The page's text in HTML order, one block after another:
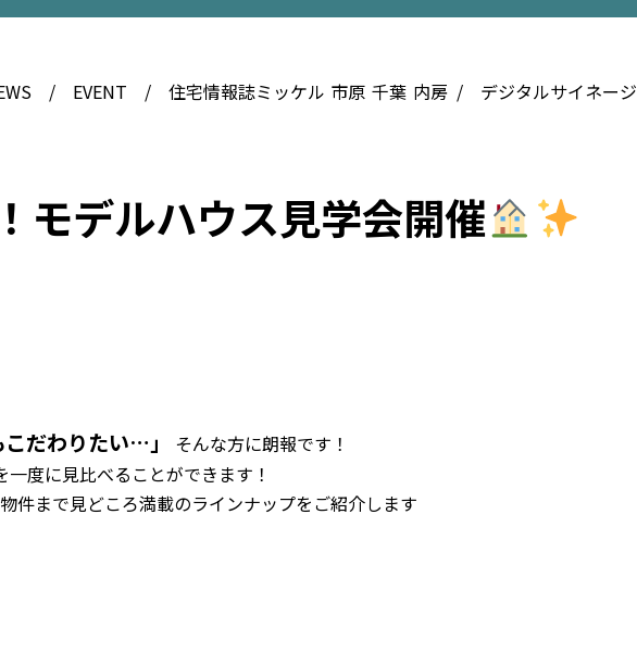
EVENT 住宅情報誌ミッケル 市原 千葉 内房 デジタルサイネージ
モデルハウス見学会開催
だわりたい…」
そんな方に朗報です！
度に見比べることができます！
件まで見どころ満載のラインナップをご紹介します